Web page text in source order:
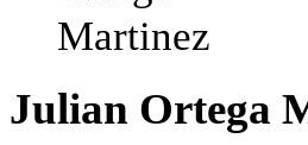
Julian Ortega